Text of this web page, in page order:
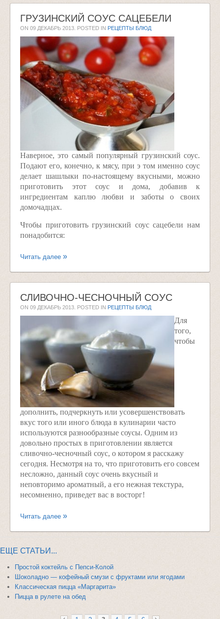
ГРУЗИНСКИЙ СОУС САЦЕБЕЛИ
ON 09 ДЕКАБРЬ 2013 . POSTED IN РЕЦЕПТЫ БЛЮД
Наверное, это самый популярный грузинский соус.
Подают его, конечно, к мясу, при э том именно соус
делает шашлыки по-настоящему вкусными, можно
приготовить этот соус и дома, добавив к
ингредиентам каплю любви и заботы о своих
домочадцах.
Чтобы приготовить грузинский соус сацебели нам
понадобится:
Читать далее
СЛИВОЧНО-ЧЕСНОЧНЫЙ СОУС
ON 09 ДЕКАБРЬ 2013 . POSTED IN РЕЦЕПТЫ БЛЮД
Для
того,
чтобы
дополнить, подчеркнуть или усовершенствовать
вкус того или иного блюда в кулинарии часто
используются разнообразные соусы. Одним из
довольно простых в приготовлении является
сливочно-чесночный соус, о котором я расскажу
сегодня. Несмотря на то, что приготовить его совсем
несложно, данный соус очень вкусный и
неповторимо ароматный, а его нежная текстура,
несомненно, приведет вас в восторг!
Читать далее
ЕЩЕ СТАТЬИ...
Простой коктейль с Пепси-Колой
Шоколадно — кофейный смузи с фруктами или ягодами
Классическая пицца «Маргарита»
Пицца в рулете на обед